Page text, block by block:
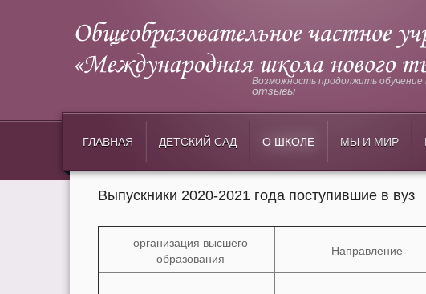
Возможность продолжить
отзывы
ГЛАВНАЯ ДЕТСКИЙ САД О ШКОЛЕ МЫ И МИР
Выпускники 2020-2021 года поступившие в вуз
организация высшего
образования
Направление